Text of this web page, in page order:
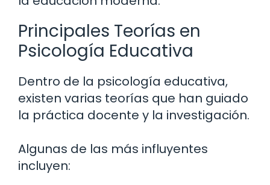
Principales Teorías en
Psicología Educativa
Dentro de la psicología educativa,
existen varias teorías que han guiado
la práctica docente y la investigación.
Algunas de las más influyentes
incluyen: